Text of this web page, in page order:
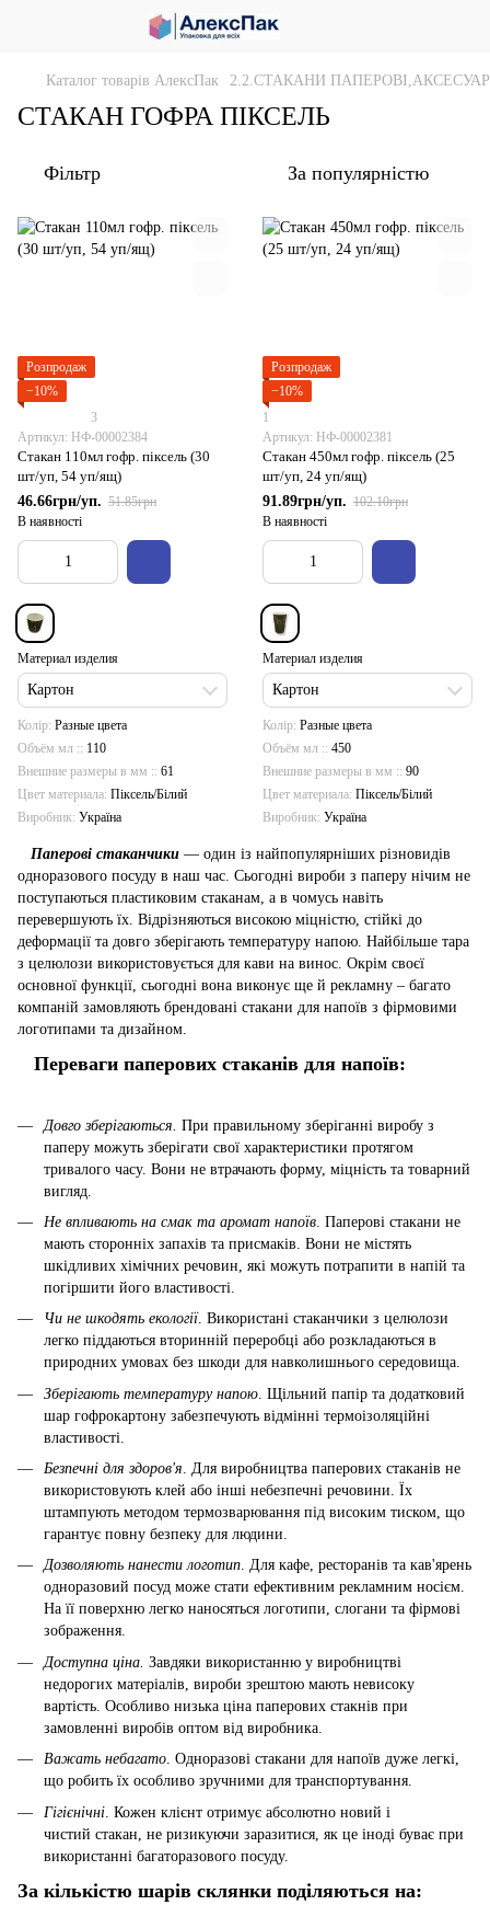
Каталог товарів АлексПак 2.2.СТАКАНИ
Паперові стаканчики — один із найпопулярніших різновидів
одноразового посуду в наш час. Сьогодні вироби з паперу нічим не
поступаються пластиковим стаканам, а в чомусь навіть
перевершують їх. Відрізняються високою міцністю, стійкі до
деформації та довго зберігають температуру напою. Найбільше тара
з целюлози використовується для кави на винос. Окрім своєї
основної функції, сьогодні вона виконує ще й рекламну – багато
компаній замовляють брендовані стакани для напоїв з фірмовими
логотипами та дизайном.
Переваги паперових стаканів для напоїв:
Довго зберігаються. При правильному зберіганні виробу з
паперу можуть зберігати свої характеристики протягом
тривалого часу. Вони не втрачають форму, міцність та товарний
вигляд.
Не впливають на смак та аромат напоїв . Паперові стакани не
мають сторонніх запахів та присмаків. Вони не містять
шкідливих хімічних речовин, які можуть потрапити в напій та
погіршити його властивості.
Чи не шкодять екології. Використані стаканчики з целюлози
легко піддаються вторинній переробці або розкладаються в
природних умовах без шкоди для навколишнього середовища.
Зберігають температуру напою . Щільний папір та додатковий
шар гофрокартону забезпечують відмінні термоізоляційні
властивості.
Безпечні для здоров'я. Для виробництва паперових стаканів не
використовують клей або інші небезпечні речовини. Їх
штампують методом термозварювання під високим тиском, що
гарантує повну безпеку для людини.
Дозволяють нанести логотип. Для кафе, ресторанів та кав'ярень
одноразовий посуд може стати ефективним рекламним носієм.
На її поверхню легко наносяться логотипи, слогани та фірмові
зображення.
Доступна ціна. Завдяки використанню у виробництві
недорогих матеріалів, вироби зрештою мають невисоку
вартість. Особливо низька ціна паперових стакнів при
замовленні виробів оптом від виробника.
Важать небагато. Одноразові стакани для напоїв дуже легкі,
що робить їх особливо зручними для транспортування.
Гігієнічні . Кожен клієнт отримує абсолютно новий і
чистий стакан, не ризикуючи заразитися, як це іноді буває при
використанні багаторазового посуду.
За кількістю шарів склянки поділяються на:
СТАКАН ГОФРА ПІКСЕЛЬ
Фільтр За популярністю
Розпродаж
−10%
3
Артикул: НФ-00002384
Стакан 110мл гофр. піксель (30
шт/уп, 54 уп/ящ)
46.66грн/уп. 51.85грн
В наявності
Материал изделия
Картон
Колір Разные цвета
Объём мл : 110
Внешние размеры в мм : 61
Цвет материала Піксель/Білий
Виробник Україна
Розпродаж
−10%
1
Артикул: НФ-00002381
Стакан 450мл гофр. піксель (25
шт/уп, 24 уп/ящ)
91.89грн/уп. 102.10грн
В наявності
Материал изделия
Картон
Колір Разные цвета
Объём мл : 450
Внешние размеры в мм : 90
Цвет материала Піксель/Білий
Виробник Україна